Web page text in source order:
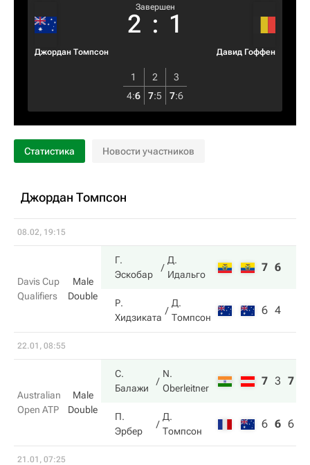
Джордан Томпсон
Завершен
2 : 1
Давид Гоффен
1 2
3
4:6 7:5 7:6
Статистика Новости участников
Джордан Томпсон
08.02, 19:15
Davis Cup
Qualifiers
Male
Double
Г.
Эскобар
Д.
Идальго
7 6
Р.
Хидзиката
Д.
Томпсон
6 4
22.01, 08:55
Australian
Open ATP
Male
Double
С.
Балажи
N.
Oberleitner
7 3 7
П.
Эрбер
Д.
Томпсон
6 6 6
21.01, 07:25